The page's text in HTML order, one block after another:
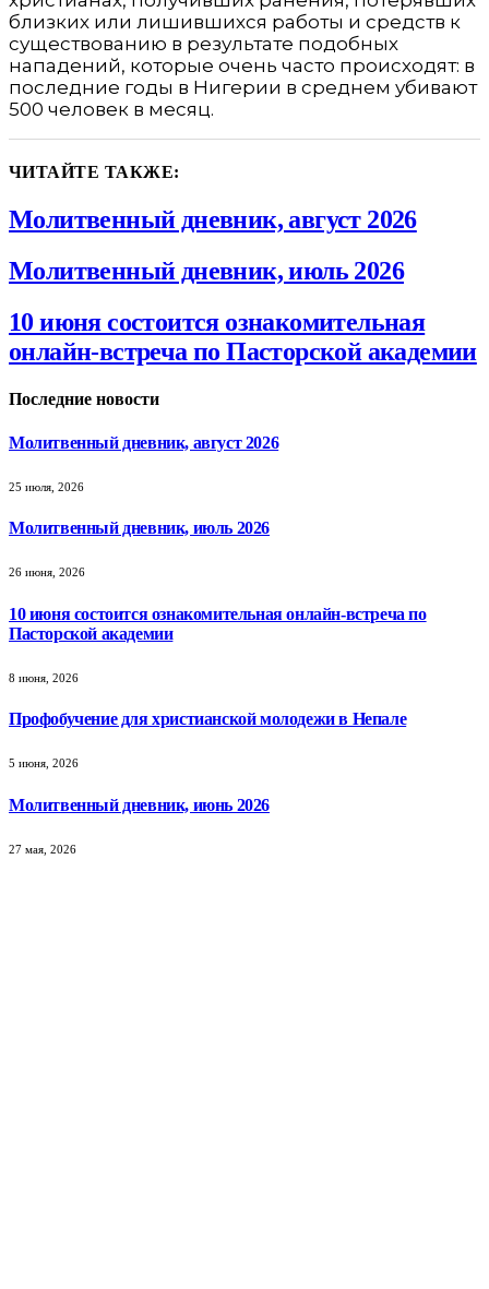
близких или лишившихся работы и средств к
существованию в результате подобных
нападений, которые очень часто происходят: в
последние годы в Нигерии в среднем убивают
500 человек в месяц.
ЧИТАЙТЕ ТАКЖЕ:
Молитвенный дневник, август 2026
Молитвенный дневник, июль 2026
10 июня состоится ознакомительная
онлайн-встреча по Пасторской академии
Последние новости
Молитвенный дневник, август 2026
25 июля, 2026
Молитвенный дневник, июль 2026
26 июня, 2026
10 июня состоится ознакомительная онлайн-встреча по
Пасторской академии
8 июня, 2026
Профобучение для христианской молодежи в Непале
5 июня, 2026
Молитвенный дневник, июнь 2026
27 мая, 2026